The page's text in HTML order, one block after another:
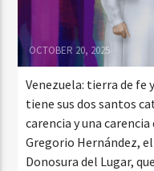
OCTOBER 20, 2025
Venezuela: tierra de fe
tiene sus dos santos
carencia y una
Gregorio Hernández,
Donosura del Lugar,